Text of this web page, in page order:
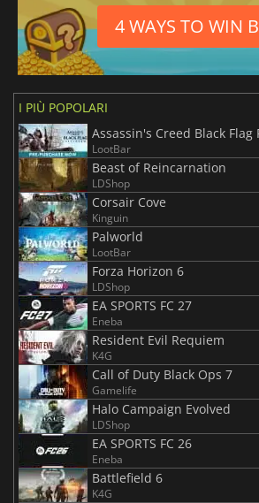
4 WAYS TO WIN
I PIÙ POPOLARI
Assassin's Creed Black Flag
LootBar
Beast of Reincarnation
LDShop
Corsair Cove
Kinguin
Palworld
LootBar
Forza Horizon 6
LDShop
EA SPORTS FC 27
Eneba
Resident Evil Requiem
K4G
Call of Duty Black Ops 7
Gamelife
Halo Campaign Evolved
LDShop
EA SPORTS FC 26
Eneba
Battlefield 6
K4G